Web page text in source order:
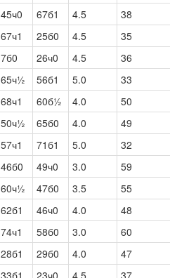
45ч0 67б1 4.5 38
67ч1 25б0 4.5 35
7б0 26ч0 4.5 36
65ч½ 56б1 5.0 33
68ч1 60б½ 4.0 50
50ч½ 65б0 4.0 49
57ч1 71б1 5.0 32
46б0 49ч0 3.0 59
60ч½ 47б0 3.5 55
62б1 46ч0 4.0 48
74ч1 58б0 3.0 60
28б1 29б0 4.0 47
33б1 23ч0 4.5 37